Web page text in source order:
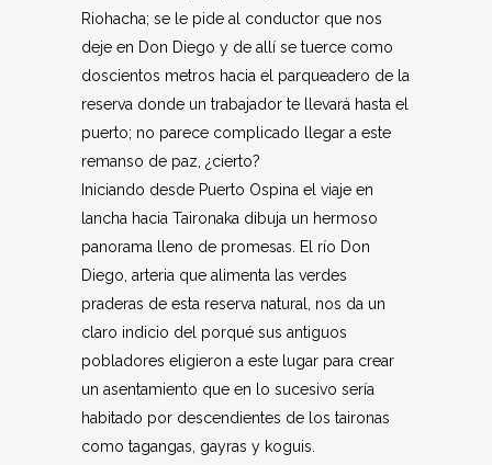
Riohacha; se le pide al conductor que nos
deje en Don Diego y de allí se tuerce como
doscientos metros hacia el parqueadero de la
reserva donde un trabajador te llevará hasta el
puerto; no parece complicado llegar a este
remanso de paz, ¿cierto?
Iniciando desde Puerto Ospina el viaje en
lancha hacia Taironaka dibuja un hermoso
panorama lleno de promesas. El río Don
Diego, arteria que alimenta las verdes
praderas de esta reserva natural, nos da un
claro indicio del porqué sus antiguos
pobladores eligieron a este lugar para crear
un asentamiento que en lo sucesivo sería
habitado por descendientes de los taironas
como tagangas, gayras y koguis.